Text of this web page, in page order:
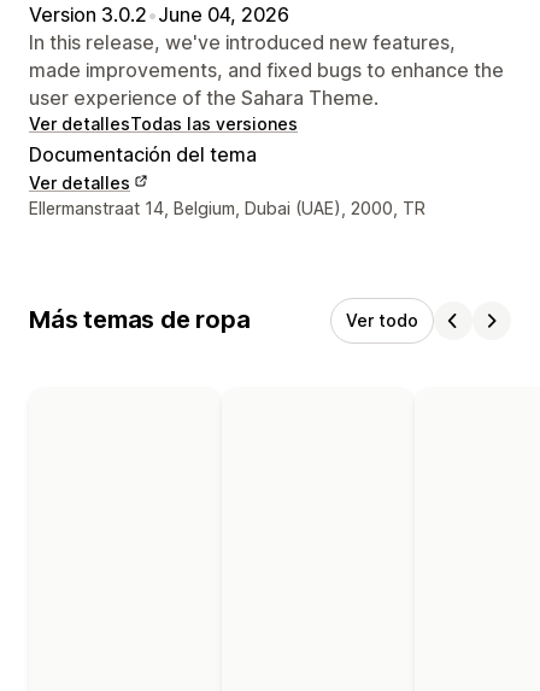
Version 3.0.2•June 04, 2026
In this release, we've introduced new features,
made improvements, and fixed bugs to enhance the
user experience of the Sahara Theme.
Ver detallesTodas las versiones
Documentación del tema
Ver detalles
Detalles de contacto del diseñador
Ellermanstraat 14, Belgium, Dubai (UAE), 2000, TR
Más temas de ropa Ver todo